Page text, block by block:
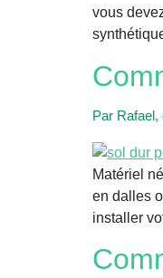
vous
Par Rafael,
Matériel
en dalles
installer